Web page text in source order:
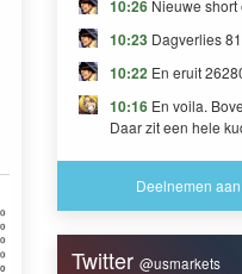
10:26 Nieuwe
10:23 Dagverlies
10:22 En eruit
10:16 En voila.
Daar zit een hele
Deelnemen
Twitter@usmarkets